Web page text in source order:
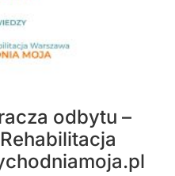
odbytu –